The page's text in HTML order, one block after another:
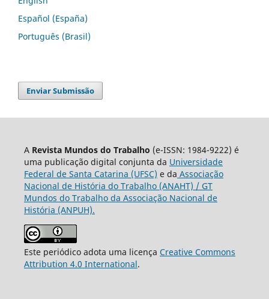
Español (España)
Português (Brasil)
Enviar Submissão
A Revista Mundos do Trabalho (e-ISSN: 1984-9222) é
uma publicação digital conjunta da Universidade
Federal de Santa Catarina (UFSC) e da Associação
Nacional de História do Trabalho (ANAHT) / GT
Mundos do Trabalho da Associação Nacional de
História (ANPUH).
Este periódico adota uma licença Creative Commons
Attribution 4.0 International.